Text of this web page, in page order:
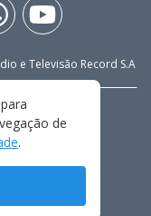
e Televisão Record S.A
de
.